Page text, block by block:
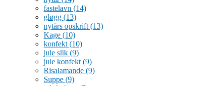
fastelavn (14)
gløgg (13)
nytårs opskrift (13)
Kage (10)
konfekt (10)
jule slik (9)
jule konfekt (9)
Risalamande (9)
Suppe (9)